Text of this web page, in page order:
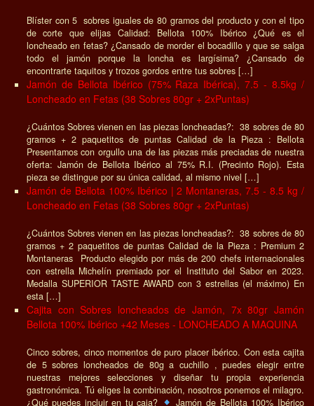
Blíster con 5 sobres iguales de 80 gramos del producto y con el tipo
de corte que elijas Calidad: Bellota 100% Ibérico ¿Qué es el
loncheado en fetas? ¿Cansado de morder el bocadillo y que se salga
todo el jamón porque la loncha es largísima? ¿Cansado de
encontrarte taquitos y trozos gordos entre tus sobres […]
Jamón de Bellota Ibérico (75% Raza Ibérica), 7.5 - 8.5kg /
Loncheado en Fetas (38 Sobres 80gr + 2xPuntas)
¿Cuántos Sobres vienen en las piezas loncheadas?: 38 sobres de 80
gramos + 2 paquetitos de puntas Calidad de la Pieza : Bellota
Presentamos con orgullo una de las piezas más preciadas de nuestra
oferta: Jamón de Bellota Ibérico al 75% R.I. (Precinto Rojo). Esta
pieza se distingue por su única calidad, al mismo nivel […]
Jamón de Bellota 100% Ibérico | 2 Montaneras, 7.5 - 8.5 kg /
Loncheado en Fetas (38 Sobres 80gr + 2xPuntas)
¿Cuántos Sobres vienen en las piezas loncheadas?: 38 sobres de 80
gramos + 2 paquetitos de puntas Calidad de la Pieza : Premium 2
Montaneras Producto elegido por más de 200 chefs internacionales
con estrella Michelín premiado por el Instituto del Sabor en 2023.
Medalla SUPERIOR TASTE AWARD con 3 estrellas (el máximo) En
esta […]
Cajita con Sobres loncheados de Jamón, 7x 80gr Jamón
Bellota 100% Ibérico +42 Meses - LONCHEADO A MAQUINA
Cinco sobres, cinco momentos de puro placer ibérico. Con esta cajita
de 5 sobres loncheados de 80g a cuchillo , puedes elegir entre
nuestras mejores selecciones y diseñar tu propia experiencia
gastronómica. Tú eliges la combinación, nosotros ponemos el milagro.
¿Qué puedes incluir en tu caja?
Jamón de Bellota 100% Ibérico